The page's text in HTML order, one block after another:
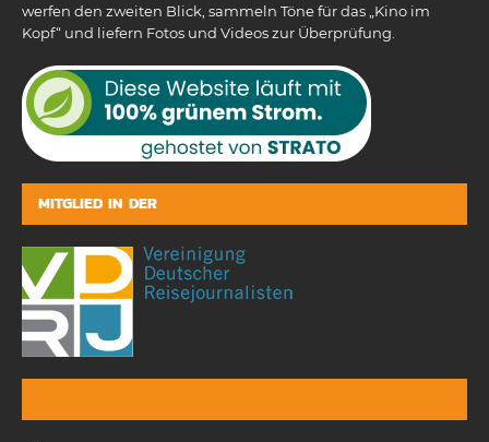
werfen den zweiten Blick, sammeln Töne für das „Kino im
Kopf“ und liefern Fotos und Videos zur Überprüfung.
MITGLIED IN DER